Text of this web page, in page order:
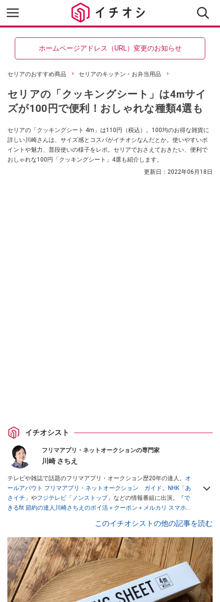
ホームページアドレス（URL）変更のお知らせ
セリアのおすすめ商品 セリアのキッチン・お弁当用品
セリアの「クッキングシート」は4mサイ
ズが100円で便利！おしゃれな種類4選も
セリアの「クッキングシート 4m」は110円（税込）。100均のお得な雑貨に
詳しい川崎さんは、サイズ感とコスパがイチオシなんだとか。使いやすいポ
イントや魅力、普段使いの様子をレポ。セリアでおさえておきたい、便利で
おしゃれな100円「クッキングシート」4選も紹介します。
更新日： 2022年06月18日
イチオシスト
フリマアプリ・ネットオークションの専門家
川崎 さちえ
テレビや雑誌で話題のフリマアプリ・オークション歴20年の達人。 オ
ールアバウト フリマアプリ・ネットオークション ガイド。
NHK「あ
さイチ」 やフジテレビ「ノンストップ」 などの情報番組に出演。
『で
きるfit 節約の達人川崎さちえのポイ活＋クーポン＋メルカリ スマホで
スマホ1つでスキマ時間に効率的に稼ぐ！』（翔泳社刊） ほか著書多
数。ブログは「川崎さちえのごちゃまぜ日記」。
■経歴：2003年、夫が子育てをするために、突然会社を辞める。翌月
からの給料が０円になり、家にいながら、しかも空いた時間でできる
オークションに目をつける。しかし、取引の仕方がわからずに、まず
は落札者として参加。その後、出品者側にまわり、家の中の物を出品
しまくる。出品する物がほぼなくなってからは、仕入れを経験。ネッ
トオークションを生活の一部に取り入れるべく、「ネットオークショ
このイチオシストの他の記事を読む